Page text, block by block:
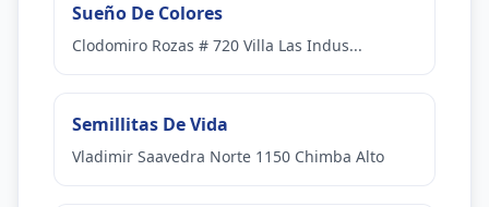
Sueño De Colores
Clodomiro Rozas # 720 Villa Las Indus...
Semillitas De Vida
Vladimir Saavedra Norte 1150 Chimba Alto